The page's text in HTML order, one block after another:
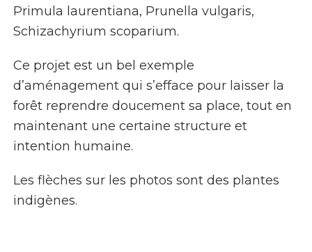
Primula laurentiana, Prunella vulgaris,
Schizachyrium scoparium.
Ce projet est un bel exemple
d’aménagement qui s’efface pour laisser la
forêt reprendre doucement sa place, tout en
maintenant une certaine structure et
intention humaine.
Les flèches sur les photos sont des plantes
indigènes.